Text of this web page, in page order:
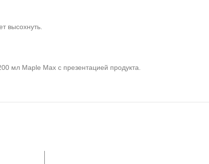
высохнуть.
мл Maple Max с презентацией продукта.